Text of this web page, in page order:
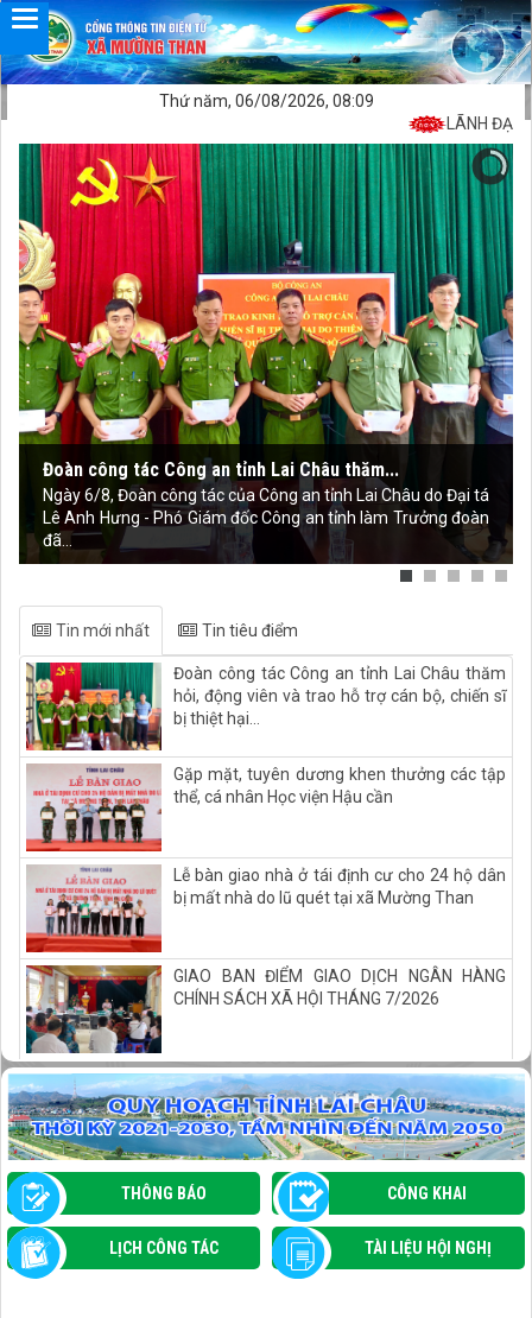
Thứ năm, 06/08/2026, 08:09
LÃNH ĐẠO
Đoàn công tác Công an tỉnh Lai Châu thăm...
Ngày 6/8, Đoàn công tác của Công an tỉnh Lai Châu do Đại tá
Lê Anh Hưng - Phó Giám đốc Công an tỉnh làm Trưởng đoàn
đã...
Tin mới nhất Tin tiêu điểm
Đoàn công tác Công an tỉnh Lai Châu thăm
hỏi, động viên và trao hỗ trợ cán bộ, chiến sĩ
bị thiệt hại...
Gặp mặt, tuyên dương khen thưởng các tập
thể, cá nhân Học viện Hậu cần
Lễ bàn giao nhà ở tái định cư cho 24 hộ dân
bị mất nhà do lũ quét tại xã Mường Than
GIAO BAN ĐIỂM GIAO DỊCH NGÂN HÀNG
CHÍNH SÁCH XÃ HỘI THÁNG 7/2026
MƯỜNG THAN TẬP HUẤN ỨNG DỤNG TRÍ
TUỆ NHÂN TẠO (AI) VÀ THÚC ĐẨY CHUYỂN
ĐỔI SỐ TRONG QUẢN LÝ NHÀ NƯỚC
THÔNG BÁO CÔNG KHAI
LỊCH CÔNG TÁC TÀI LIỆU HỘI NGHỊ